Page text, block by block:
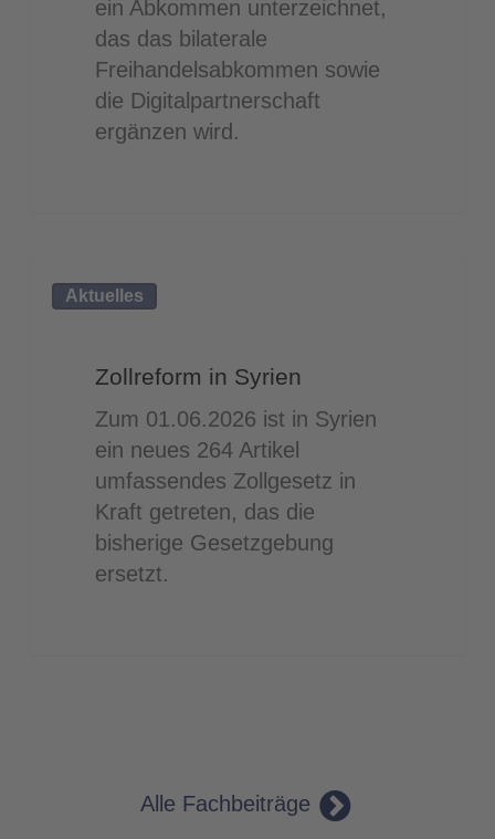
ein Abkommen unterzeichnet,
das das bilaterale
Freihandelsabkommen sowie
die Digitalpartnerschaft
ergänzen wird.
Aktuelles
Zollreform in Syrien
Zum 01.06.2026 ist in Syrien
ein neues 264 Artikel
umfassendes Zollgesetz in
Kraft getreten, das die
bisherige Gesetzgebung
ersetzt.
Alle Fachbeiträge